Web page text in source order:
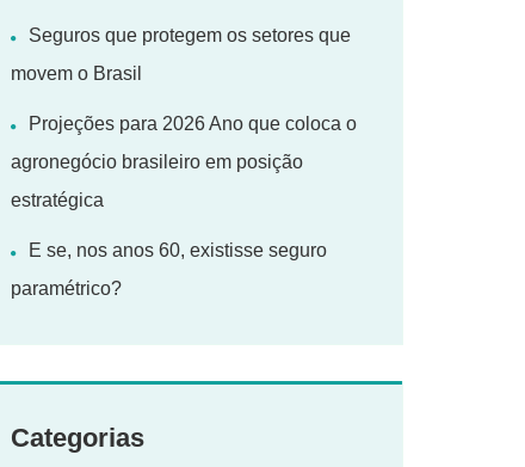
Seguros que protegem os setores que
movem o Brasil
Projeções para 2026 Ano que coloca o
agronegócio brasileiro em posição
estratégica
E se, nos anos 60, existisse seguro
paramétrico?
Categorias